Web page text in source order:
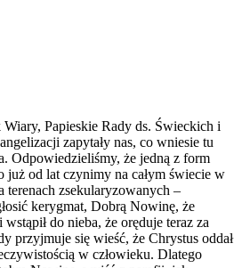
Wiary, Papieskie Rady ds. Świeckich i
zapytały nas, co wniesie tu
Odpowiedzieliśmy, że jedną z form
już od lat czynimy na całym świecie w
terenach zsekularyzowanych –
kerygmat, Dobrą Nowinę, że
do nieba, że oręduje teraz za
przyjmuje się wieść, że Chrystus oddał
w człowieku. Dlatego